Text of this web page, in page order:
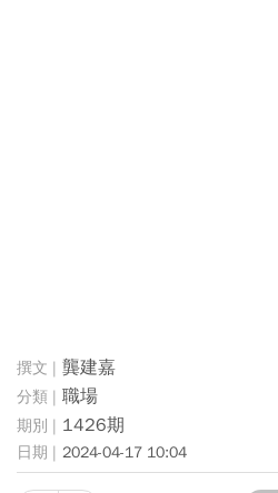
龔建嘉
職場
1426期
2024-04-17 10:04